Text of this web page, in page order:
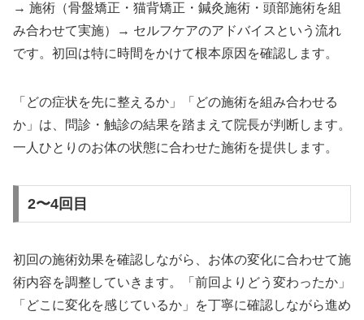
→ 施術（骨盤矯正・猫背矯正・鍼灸施術・頭部施術を組
み合わせて実施）→ セルフケアのアドバイスという流れ
です。初回は特に時間をかけて根本原因を確認します。
「どの症状を先に整えるか」「どの施術を組み合わせる
か」は、問診・触診の結果を踏まえて院長が判断します。
一人ひとりのお体の状態に合わせた施術を提供します。
2〜4回目
初回の施術効果を確認しながら、お体の変化に合わせて施
術内容を調整していきます。「前回よりどう変わったか」
「どこに変化を感じているか」を丁寧に確認しながら進め